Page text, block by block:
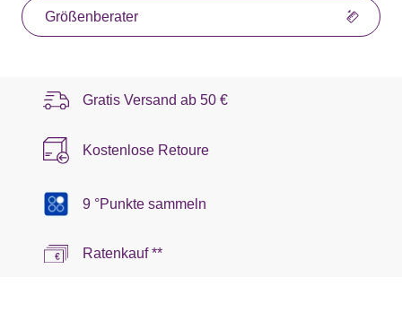
Größenberater
Gratis Versand ab 50 €
Kostenlose Retoure
9 °Punkte sammeln
Ratenkauf **